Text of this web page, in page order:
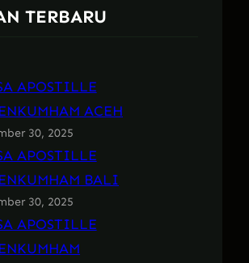
TERBARU
APOSTILLE
ACEH
30, 2025
APOSTILLE
BALI
30, 2025
APOSTILLE